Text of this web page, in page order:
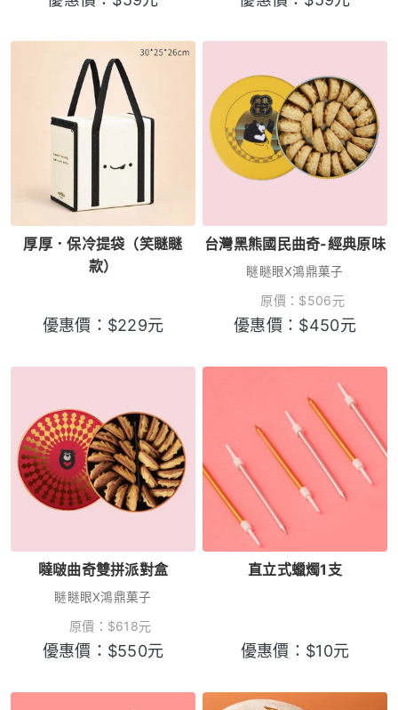
厚厚．保冷提袋（笑瞇瞇
款）
優惠價： $229元
台灣黑熊國民曲奇-經典原味
瞇瞇眼X鴻鼎菓子
原價： $506元
優惠價： $450元
噠啵曲奇雙拼派對盒
瞇瞇眼X鴻鼎菓子
原價： $618元
優惠價： $550元
直立式蠟燭1支
優惠價： $10元